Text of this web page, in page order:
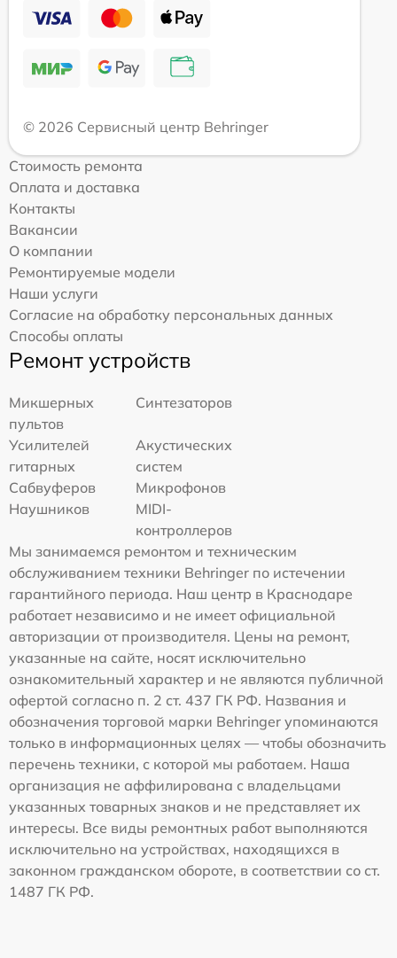
© 2026 Сервисный центр Behringer
Стоимость ремонта
Оплата и доставка
Контакты
Вакансии
О компании
Ремонтируемые модели
Наши услуги
Согласие на обработку персональных данных
Способы оплаты
Ремонт устройств
Микшерных
пультов
Синтезаторов
Усилителей
гитарных
Акустических
систем
Сабвуферов
Микрофонов
Наушников
MIDI-
контроллеров
Мы занимаемся ремонтом и техническим
обслуживанием техники Behringer по истечении
гарантийного периода. Наш центр в Краснодаре
работает независимо и не имеет официальной
авторизации от производителя. Цены на ремонт,
указанные на сайте, носят исключительно
ознакомительный характер и не являются публичной
офертой согласно п. 2 ст. 437 ГК РФ. Названия и
обозначения торговой марки Behringer упоминаются
только в информационных целях — чтобы обозначить
перечень техники, с которой мы работаем. Наша
организация не аффилирована с владельцами
указанных товарных знаков и не представляет их
интересы. Все виды ремонтных работ выполняются
исключительно на устройствах, находящихся в
законном гражданском обороте, в соответствии со ст.
1487 ГК РФ.